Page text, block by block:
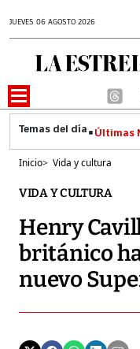
JUEVES 06 AGOSTO 2026
Últimas
Inicio> Vida y cultura
VIDA Y CULTURA
Henry
británico
nuevo